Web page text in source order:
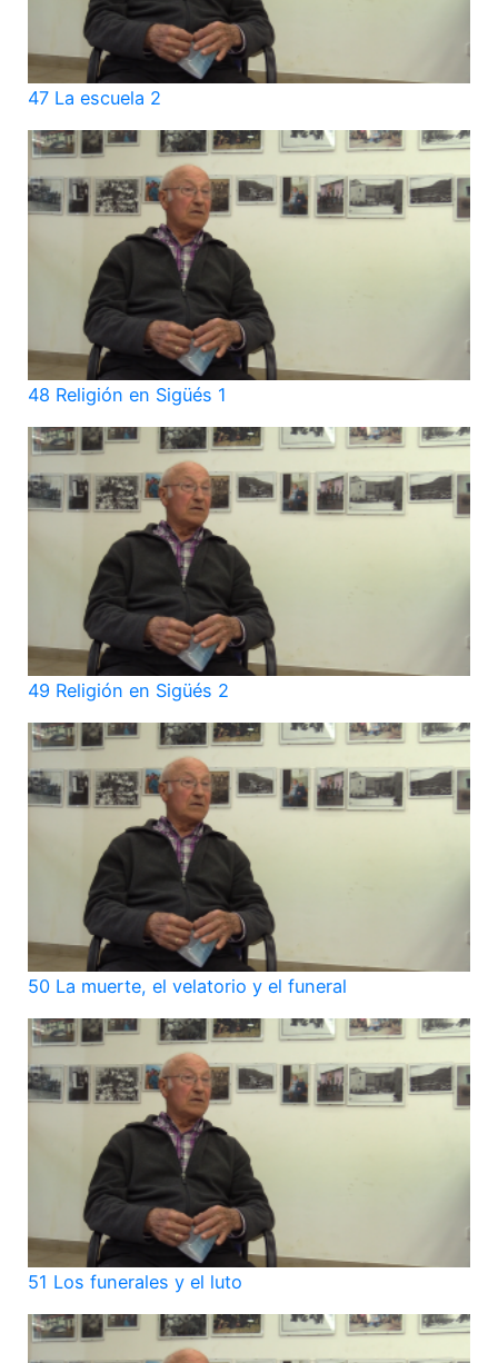
47 La escuela 2
48 Religión en Sigüés 1
49 Religión en Sigüés 2
50 La muerte, el velatorio y el funeral
51 Los funerales y el luto